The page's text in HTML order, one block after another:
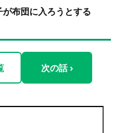
布団に入ろうとする
次の話 ›